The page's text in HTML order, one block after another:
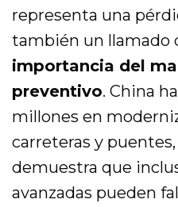
representa una
también un llamado
importancia del
preventivo. China
millones en
carreteras y
demuestra que
avanzadas pueden